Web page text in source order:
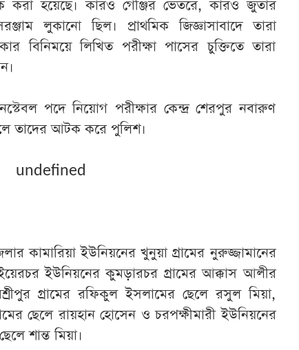
হয়েছে। কারও গেঞ্জির ভেতরে, কারও জুতার
লুকানো ছিল। প্রাথমিক জিজ্ঞাসাবাদে তারা
বিনিময়ে লিখিত পরীক্ষা পাসের চুক্তিতে তারা
পদে নিয়োগ পরীক্ষার কেন্দ্র শেরপুর নবারুণ
তাদের আটক করে পুলিশ।
undefined
কামারিয়া ইউনিয়নের খুনুয়া গ্রামের নুরুজ্জামানের
ইউনিয়নের কুমড়ারচর গ্রামের আক্কাস আলীর
গ্রামের রফিকুল ইসলামের ছেলে রসুল মিয়া,
ছেলে রায়হান হোসেন ও চরপক্ষীমারী ইউনিয়নের
শান্ত মিয়া।